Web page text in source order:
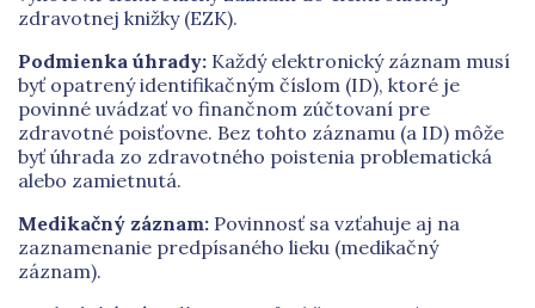
zdravotnej knižky (EZK).
Podmienka úhrady: Každý elektronický záznam musí
byť opatrený identifikačným číslom (ID), ktoré je
povinné uvádzať vo finančnom zúčtovaní pre
zdravotné poisťovne. Bez tohto záznamu (a ID) môže
byť úhrada zo zdravotného poistenia problematická
alebo zamietnutá.
Medikačný záznam: Povinnosť sa vzťahuje aj na
zaznamenanie predpísaného lieku (medikačný
záznam).